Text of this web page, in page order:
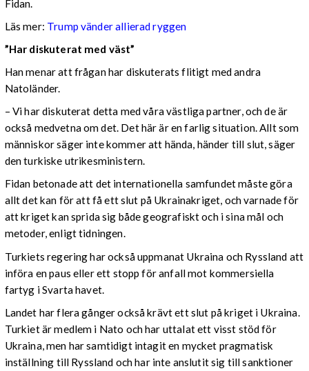
Fidan.
Läs mer: Trump vänder allierad ryggen
”Har diskuterat med väst”
Han menar att frågan har diskuterats flitigt med andra
Natoländer.
– Vi har diskuterat detta med våra västliga partner, och de är
också medvetna om det. Det här är en farlig situation. Allt som
människor säger inte kommer att hända, händer till slut, säger
den turkiske utrikesministern.
Fidan betonade att det internationella samfundet måste göra
allt det kan för att få ett slut på Ukrainakriget, och varnade för
att kriget kan sprida sig både geografiskt och i sina mål och
metoder, enligt tidningen.
Turkiets regering har också uppmanat Ukraina och Ryssland att
införa en paus eller ett stopp för anfall mot kommersiella
fartyg i Svarta havet.
Landet har flera gånger också krävt ett slut på kriget i Ukraina.
Turkiet är medlem i Nato och har uttalat ett visst stöd för
Ukraina, men har samtidigt intagit en mycket pragmatisk
inställning till Ryssland och har inte anslutit sig till sanktioner